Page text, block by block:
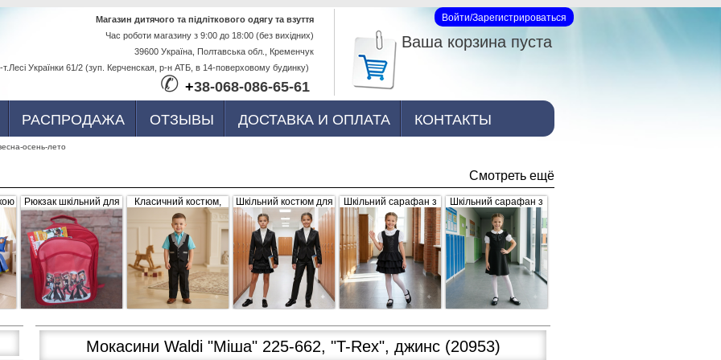
Перейти к
основному
содержанию
РАСПРОДАЖА ОТЗЫВЫ ДОСТАВКА И ОПЛАТА КОНТАКТЫ
Вход на сайт
Войти/Зарегистрироваться
Ваша корзина пуста
Магазин дитячого та підліткового одягу та взуття
Час роботи магазину з 9:00 до 18:00 (без вихідних)
39600 Україна, Полтавська обл., Кременчук
т.Лесі Українки 61/2 (зуп. Керченская, р-н АТБ, в 14-поверховому будинку)
✆ +38-068-086-65-61
осень-лето
Смотреть ещё
Рюкзак шкільний для
дівчинки "Братс",
червоний, плащівка
056656
Класичний костюм,
чорний з сіро-білими
вставками (жилетка +
штани)
Шкільний костюм для
дівчинки, трійка
Шкільний сарафан з
рюшами, чорний
Шкільний сарафан з
брошкою, чорний
Мокасини Waldi "Міша" 225-662, "T-Rex", джинс(20953)